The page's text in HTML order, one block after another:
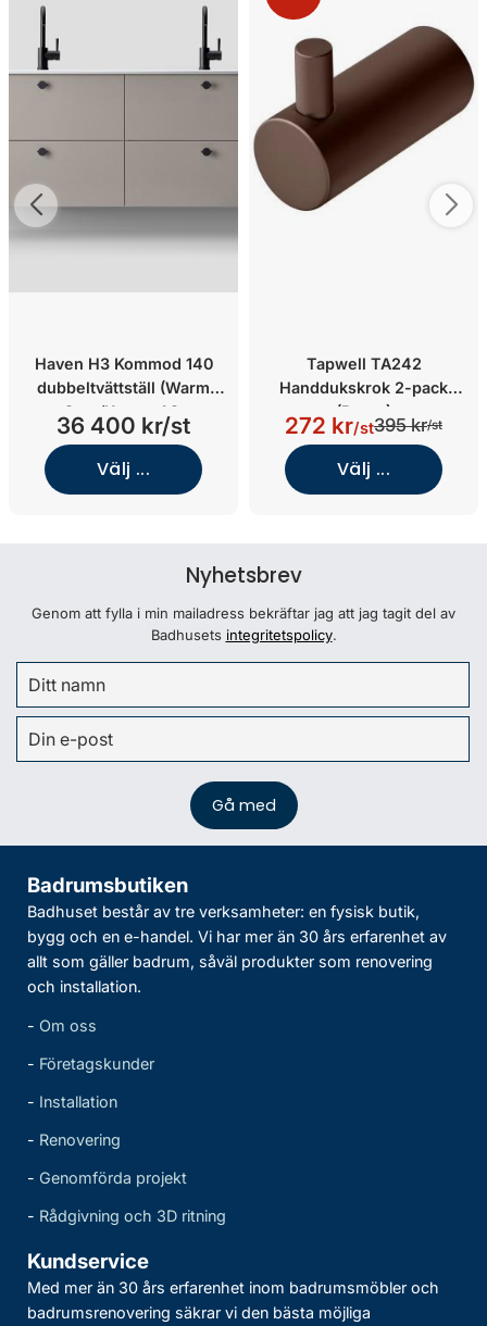
Haven H3 Kommod 140
dubbeltvättställ (Warm
Grey/Knopp A2.
06/Mattsvart)
36 400 kr/st
Välj ...
Tapwell TA242
Handdukskrok 2-pack
(Brons)
272 kr/st395 kr/st
Välj ...
Nyhetsbrev
Genom att fylla i min mailadress bekräftar jag att jag tagit del av
Badhusets integritetspolicy.
Badrumsbutiken
Badhuset består av tre verksamheter: en fysisk butik,
bygg och en e-handel. Vi har mer än 30 års erfarenhet av
allt som gäller badrum, såväl produkter som renovering
och installation.
- Om oss
- Företagskunder
- Installation
- Renovering
- Genomförda projekt
- Rådgivning och 3D ritning
Kundservice
Med mer än 30 års erfarenhet inom badrumsmöbler och
badrumsrenovering säkrar vi den bästa möjliga